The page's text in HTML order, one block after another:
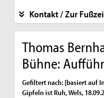
Kontakt / Zur
Thomas
Bühne:
Gefiltert nach: [basiert auf
Gipfeln ist Ruh, Wels,